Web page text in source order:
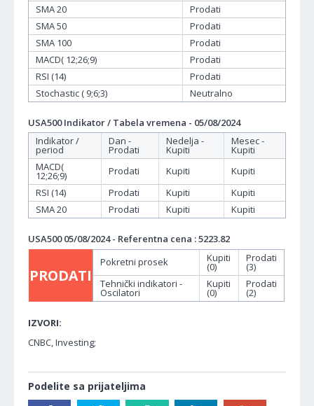
SMA 20
Prodati
SMA 50
Prodati
SMA 100
Prodati
MACD( 12;26;9)
Prodati
RSI (14)
Prodati
Stochastic ( 9;6;3)
Neutralno
USA500 Indikator / Tabela vremena - 05/08/2024
Indikator /
period
Dan -
Prodati
Nedelja -
Kupiti
Mesec -
Kupiti
MACD(
12;26;9) Prodati Kupiti
Kupiti
RSI (14)
Prodati Kupiti
Kupiti
SMA 20
Prodati Kupiti Kupiti
USA500 05/08/2024 - Referentna cena : 5223.82
PRODATI
Pokretni prosek Kupiti
(0)
Prodati
(3)
Tehnički indikatori -
Oscilatori
Kupiti
(0)
Prodati
(2)
IZVORI:
CNBC, Investing;
Podelite sa prijateljima